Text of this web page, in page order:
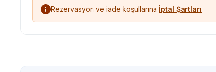
Rezervasyon ve iade koşullarına İptal Şartları